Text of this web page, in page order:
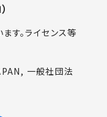
す。ライセンス等
一般社団法